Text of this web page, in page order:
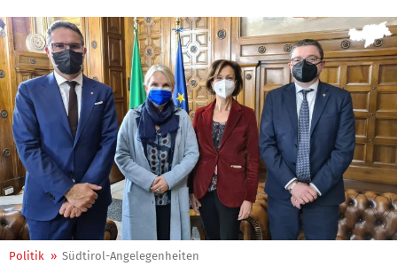
Politik » Südtirol-Angelegenheiten